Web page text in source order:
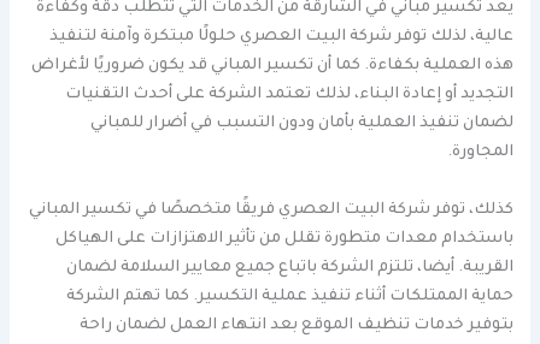
يعد تكسير مباني في الشارقة من الخدمات التي تتطلب دقة وكفاءة
عالية، لذلك توفر شركة البيت العصري حلولًا مبتكرة وآمنة لتنفيذ
هذه العملية بكفاءة. كما أن تكسير المباني قد يكون ضروريًا لأغراض
التجديد أو إعادة البناء، لذلك تعتمد الشركة على أحدث التقنيات
لضمان تنفيذ العملية بأمان ودون التسبب في أضرار للمباني
المجاورة.
كذلك، توفر شركة البيت العصري فريقًا متخصصًا في تكسير المباني
باستخدام معدات متطورة تقلل من تأثير الاهتزازات على الهياكل
القريبة. أيضا، تلتزم الشركة باتباع جميع معايير السلامة لضمان
حماية الممتلكات أثناء تنفيذ عملية التكسير. كما تهتم الشركة
بتوفير خدمات تنظيف الموقع بعد انتهاء العمل لضمان راحة